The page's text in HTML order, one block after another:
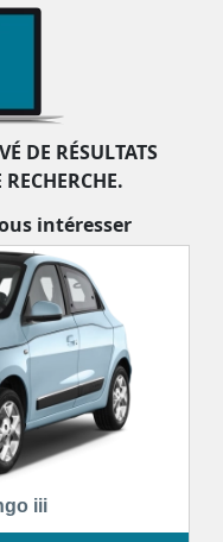
conseillers.
DE RÉSULTATS
RECHERCHE.
intéresser
iii